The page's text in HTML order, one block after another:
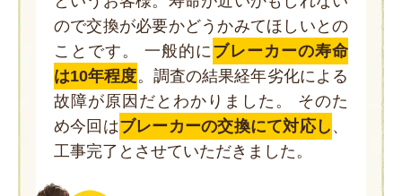
ので交換が必要かどうかみてほしいとの
ことです。 一般的に ブレーカーの寿命
は10年程度。調査の結果経年劣化による
故障が原因だとわかりました。 そのた
め今回はブレーカーの交換にて対応し 、
工事完了とさせていただきました。